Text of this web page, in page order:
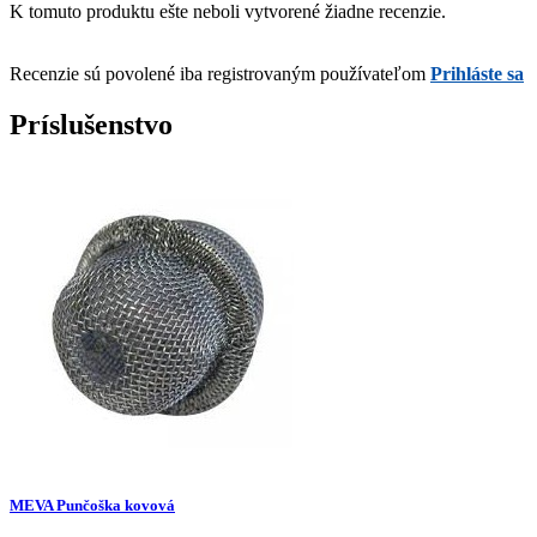
K tomuto produktu ešte neboli vytvorené žiadne recenzie.
Recenzie sú povolené iba registrovaným používateľom Prihláste sa
Príslušenstvo
MEVA Punčoška kovová